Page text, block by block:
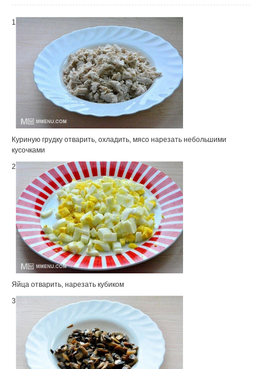
1
Куриную грудку отварить, охладить, мясо нарезать небольшими
кусочками
2
Яйца отварить, нарезать кубиком
3